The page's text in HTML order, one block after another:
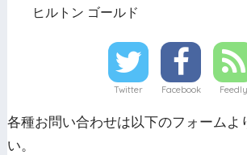
ヒルトン ゴールド
Twitter Facebook Feedly
各種お問い合わせは以下のフォームよ
い。